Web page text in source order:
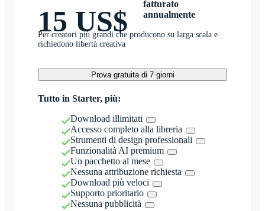
15 US$
fatturato
annualmente
Per creatori più grandi che producono su larga scala e
richiedono libertà creativa
Prova gratuita di 7 giorni
Tutto in Starter, più:
Download illimitati
Accesso completo alla libreria
Strumenti di design professionali
Funzionalità AI premium
Un pacchetto al mese
Nessuna attribuzione richiesta
Download più veloci
Supporto prioritario
Nessuna pubblicità